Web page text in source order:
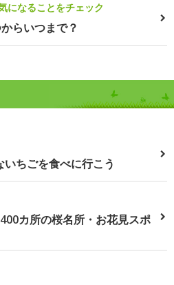
になることをチェック
らいつまで？
ちごを食べに行こう
カ所の桜名所・お花見スポ